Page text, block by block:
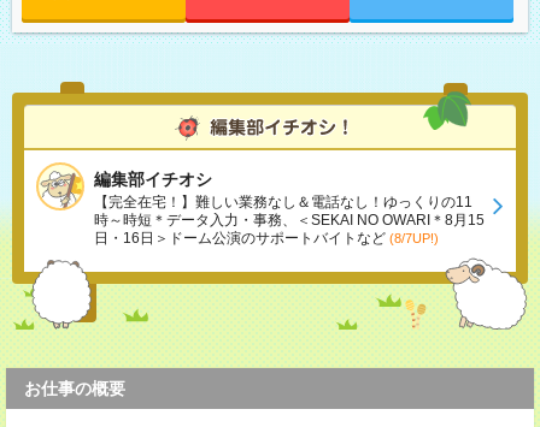
編集部イチオシ
【完全在宅！】難しい業務なし＆電話なし！ゆっくりの11
時～時短＊データ入力・事務、＜SEKAI NO OWARI＊8月15
日・16日＞ドーム公演のサポートバイトなど (8/7UP!)
お仕事の概要